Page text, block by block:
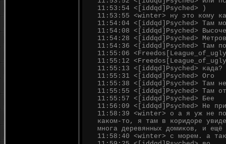
11:53:54 <[iddqd]Psyched> )
11:53:55 <winter> ну это кому
11:54:04 <[iddqd]Psyched> Там
11:54:08 <[iddqd]Psyched>
11:54:28 <[iddqd]Psyched>
11:54:36 <[iddqd]Psyched> Там
11:55:06
11:55:12
11:55:13 <[iddqd]Psyched> када?
11:55:31 <[iddqd]Psyched> Ого
11:55:38 <[iddqd]Psyched> Там
11:55:55 <[iddqd]Psyched> Там
11:55:57 <[iddqd]Psyched> Бее
11:56:09 <[iddqd]Psyched> Не
11:58:39 <winter> о а я уж не
каком-то, я там в коридоре
многа деревянных домиков, и
11:58:40 <winter> с морем. а